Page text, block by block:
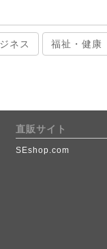
ネス 福祉・健康
直販サイト
SEshop.com